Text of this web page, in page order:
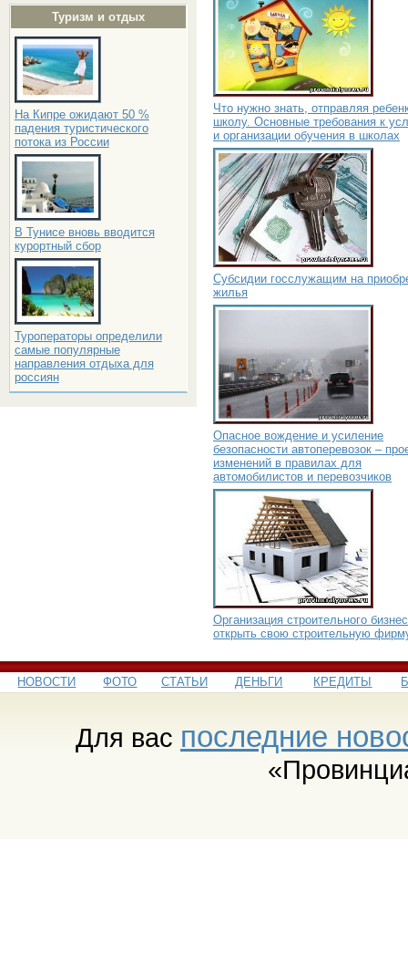
Туризм и отдых
На Кипре ожидают 50 %
падения туристического
потока из России
В Тунисе вновь вводится
курортный сбор
Туроператоры определили
самые популярные
направления отдыха для
россиян
Что нужно знать, отправляя
школу. Основные требования к
и организации обучения в школах
Субсидии госслужащим на
жилья
Опасное вождение и усиление
безопасности автоперевозок –
изменений в правилах для
автомобилистов и перевозчиков
Организация строительного
открыть свою строительную
НОВОСТИ ФОТО СТАТЬИ ДЕНЬГИ КРЕДИТЫ
Для вас последние